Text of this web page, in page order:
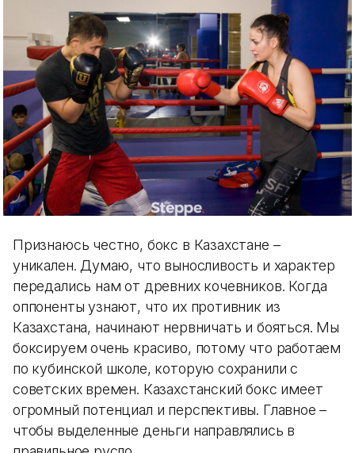
Признаюсь честно, бокс в Казахстане –
уникален. Думаю, что выносливость и характер
передались нам от древних кочевников. Когда
оппоненты узнают, что их противник из
Казахстана, начинают нервничать и бояться. Мы
боксируем очень красиво, потому что работаем
по кубинской школе, которую сохранили с
советских времен. Казахстанский бокс имеет
огромный потенциал и перспективы. Главное –
чтобы выделенные деньги направлялись в